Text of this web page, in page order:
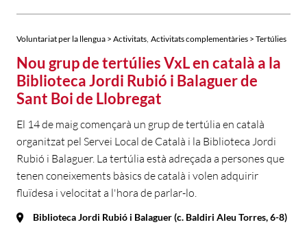
Voluntariat per la llengua > Activitats Activitats complementàries > Tertúlies
Nou grup de tertúlies VxL en català a la
Biblioteca Jordi Rubió i Balaguer de
Sant Boi de Llobregat
El 14 de maig començarà un grup de tertúlia en català
organitzat pel Servei Local de Català i la Biblioteca Jordi
Rubió i Balaguer. La tertúlia està adreçada a persones que
tenen coneixements bàsics de català i volen adquirir
fluïdesa i velocitat a l'hora de parlar-lo.
Biblioteca Jordi Rubió i Balaguer (c. Baldiri Aleu Torres, 6-8)